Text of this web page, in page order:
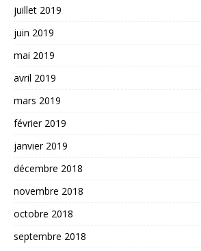
juillet 2019
juin 2019
mai 2019
avril 2019
mars 2019
février 2019
janvier 2019
décembre 2018
novembre 2018
octobre 2018
septembre 2018